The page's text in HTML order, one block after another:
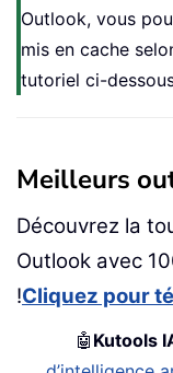
Outlook, vous
mis en cache
tutoriel ci-
Meilleurs
Découvrez la
Outlook avec
!Cliquez pour
🤖 Kutools